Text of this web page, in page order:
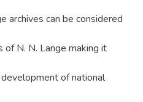
archives can be considered
N. N. Lange making it
of national